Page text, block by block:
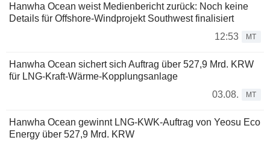
Hanwha Ocean weist Medienbericht zurück: Noch keine
Details für Offshore-Windprojekt Southwest finalisiert
12:53
MT
Hanwha Ocean sichert sich Auftrag über 527,9 Mrd. KRW
für LNG-Kraft-Wärme-Kopplungsanlage
03.08.
MT
Hanwha Ocean gewinnt LNG-KWK-Auftrag von Yeosu Eco
Energy über 527,9 Mrd. KRW